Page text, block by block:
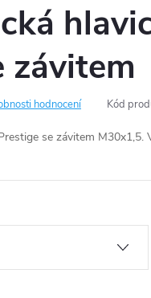
závitem
hodnocení Kód
se závitem M30x1,5.